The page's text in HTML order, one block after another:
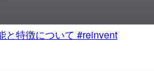
と特徴について #reinvent